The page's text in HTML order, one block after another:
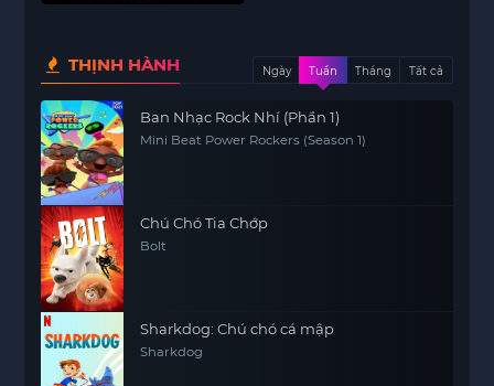
THỊNH HÀNH Ngày Tuần Tháng Tất cả
Ban Nhạc Rock Nhí (Phần 1)
Mini Beat Power Rockers (Season 1)
Chú Chó Tia Chớp
Bolt
Sharkdog: Chú chó cá mập
Sharkdog